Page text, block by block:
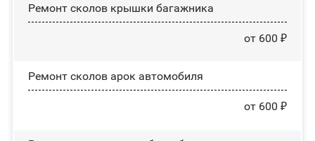
Ремонт сколов крышки багажника
от 600 ₽
Ремонт сколов арок автомобиля
от 600 ₽